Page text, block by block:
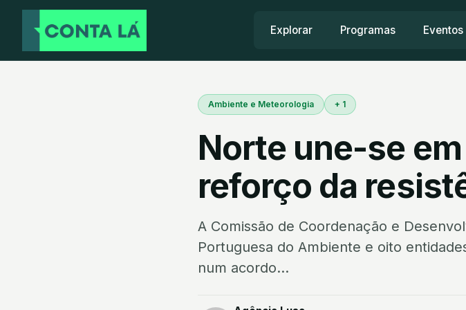
Explorar Programas Eventos
Ambiente e Meteorologia + 1
Norte une-se
reforço da
A Comissão de Coordenação e
Portuguesa do Ambiente e oito
num acordo...